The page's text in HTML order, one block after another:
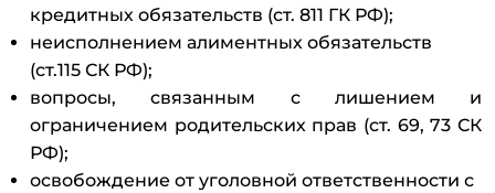
кредитных обязательств (ст. 811 ГК РФ);
неисполнением алиментных обязательств
(ст.115 СК РФ);
вопросы, связанным с лишением и
ограничением родительских прав (ст. 69, 73 СК
РФ);
освобождение от уголовной ответственности с